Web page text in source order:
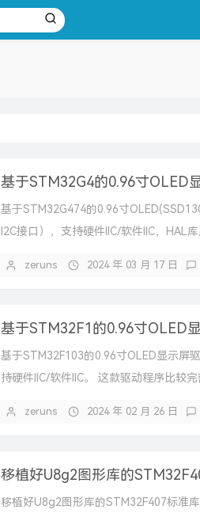
基于STM32G474的0.96寸
I2C接口），支持硬件IIC/软件IIC，HAL
zeruns 2024 年 03 月 17 日
基于STM32F103的0.96寸OLED显示屏
持硬件IIC/软件IIC。 这款驱动程序比较完
zeruns 2024 年 02 月 26 日
移植好U8g2图形库的STM32F407标准